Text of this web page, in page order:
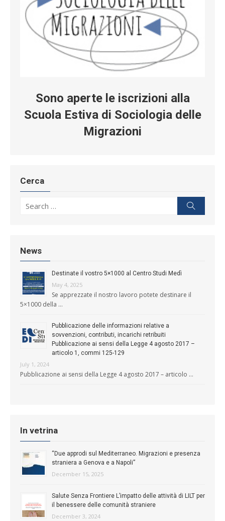
Sono aperte le iscrizioni alla
Scuola Estiva di Sociologia delle
Migrazioni
Cerca
News
Destinate il vostro 5×1000 al Centro Studi Medì
May 4, 2025
Se apprezzate il nostro lavoro potete destinare il
5×1000 della …
Pubblicazione delle informazioni relative a
sovvenzioni, contributi, incarichi retribuiti
Pubblicazione ai sensi della Legge 4 agosto 2017 –
articolo 1, commi 125-129
July 1, 2024
Pubblicazione ai sensi della Legge 4 agosto 2017 – articolo …
In vetrina
“Due approdi sul Mediterraneo. Migrazioni e presenza
straniera a Genova e a Napoli”
December 15, 2025
Salute Senza Frontiere L’impatto delle attività di LILT per
il benessere delle comunità straniere
December 3, 2024